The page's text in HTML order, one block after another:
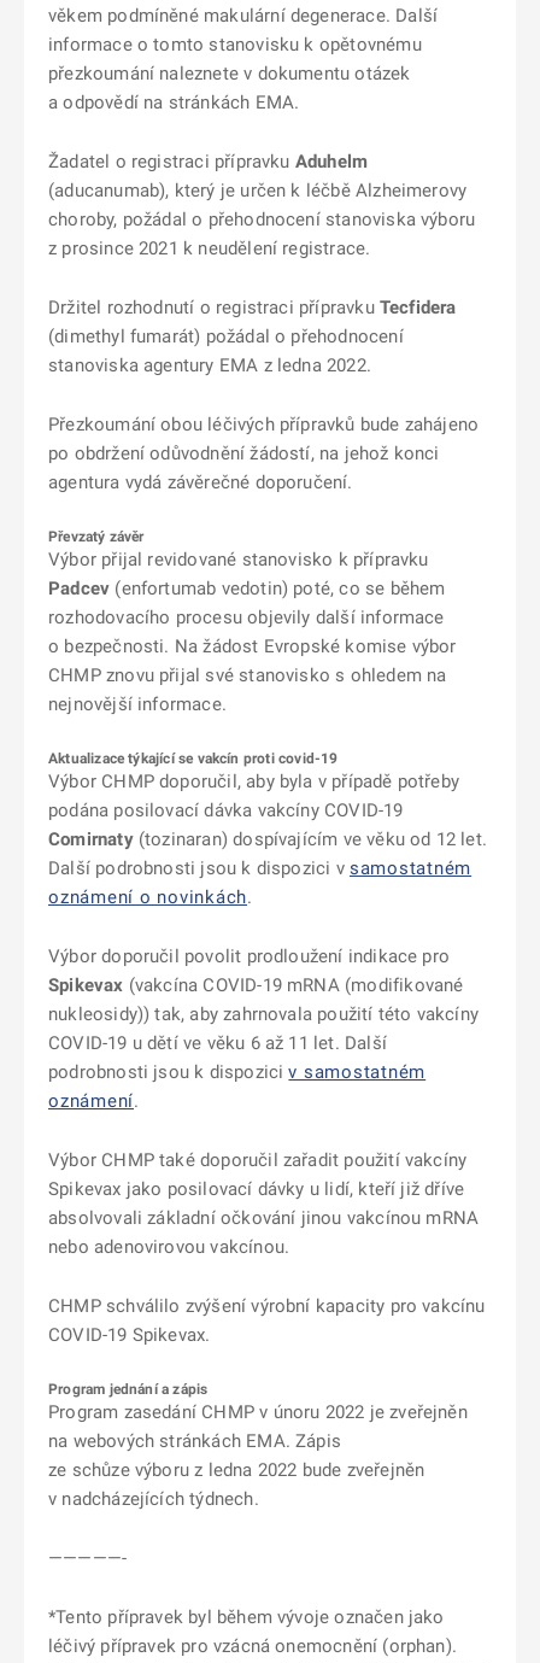
věkem podmíněné makulární degenerace. Další
informace o tomto stanovisku k opětovnému
přezkoumání naleznete v dokumentu otázek
a odpovědí na stránkách EMA.
Žadatel o registraci přípravku Aduhelm
(aducanumab), který je určen k léčbě Alzheimerovy
choroby, požádal o přehodnocení stanoviska výboru
z prosince 2021 k neudělení registrace.
Držitel rozhodnutí o registraci přípravku Tecfidera
(dimethyl fumarát) požádal o přehodnocení
stanoviska agentury EMA z ledna 2022.
Přezkoumání obou léčivých přípravků bude zahájeno
po obdržení odůvodnění žádostí, na jehož konci
agentura vydá závěrečné doporučení.
Převzatý závěr
Výbor přijal revidované stanovisko k přípravku
Padcev (enfortumab vedotin) poté, co se během
rozhodovacího procesu objevily další informace
o bezpečnosti. Na žádost Evropské komise výbor
CHMP znovu přijal své stanovisko s ohledem na
nejnovější informace.
Aktualizace týkající se vakcín proti covid-19
Výbor CHMP doporučil, aby byla v případě potřeby
podána posilovací dávka vakcíny COVID-19
Comirnaty(tozinaran) dospívajícím ve věku od 12 let.
Další podrobnosti jsou k dispozici v samostatném
oznámení o novinkách.
Výbor doporučil povolit prodloužení indikace pro
Spikevax (vakcína COVID-19 mRNA (modifikované
nukleosidy)) tak, aby zahrnovala použití této vakcíny
COVID-19 u dětí ve věku 6 až 11 let. Další
podrobnosti jsou k dispoziciv samostatném
oznámení.
Výbor CHMP také doporučil zařadit použití vakcíny
Spikevax jako posilovací dávky u lidí, kteří již dříve
absolvovali základní očkování jinou vakcínou mRNA
nebo adenovirovou vakcínou.
CHMP schválilo zvýšení výrobní kapacity pro vakcínu
COVID-19 Spikevax.
Program jednání a zápis
Program zasedání CHMP v únoru 2022 je zveřejněn
na webových stránkách EMA. Zápis
ze schůze výboru z ledna 2022 bude zveřejněn
v nadcházejících týdnech.
—————-
*Tento přípravek byl během vývoje označen jako
léčivý přípravek pro vzácná onemocnění (orphan).